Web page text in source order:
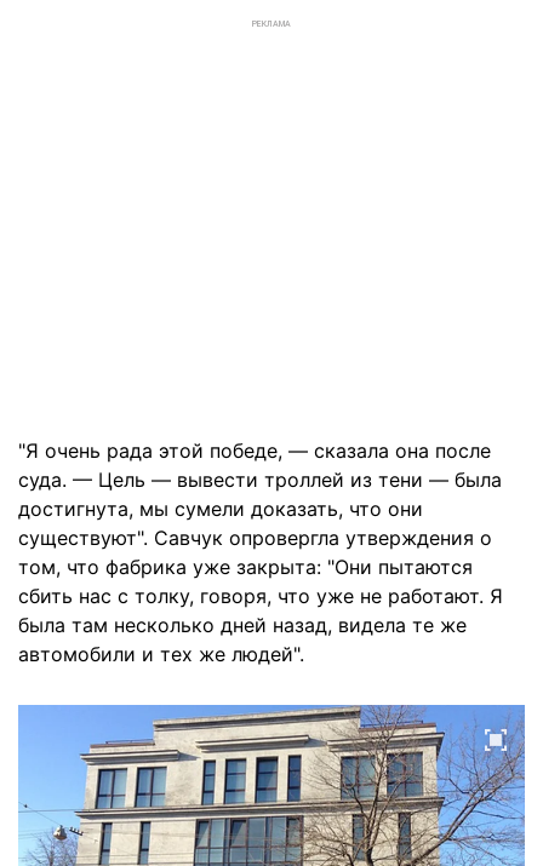
РЕКЛАМА
"Я очень рада этой победе, — сказала она после
суда. — Цель — вывести троллей из тени — была
достигнута, мы сумели доказать, что они
существуют". Савчук опровергла утверждения о
том, что фабрика уже закрыта: "Они пытаются
сбить нас с толку, говоря, что уже не работают. Я
была там несколько дней назад, видела те же
автомобили и тех же людей".